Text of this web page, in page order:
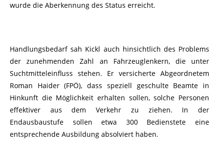
wurde die Aberkennung des Status erreicht.
Handlungsbedarf sah Kickl auch hinsichtlich des Problems
der zunehmenden Zahl an Fahrzeuglenkern, die unter
Suchtmitteleinfluss stehen. Er versicherte Abgeordnetem
Roman Haider (FPÖ), dass speziell geschulte Beamte in
Hinkunft die Möglichkeit erhalten sollen, solche Personen
effektiver aus dem Verkehr zu ziehen. In der
Endausbaustufe sollen etwa 300 Bedienstete eine
entsprechende Ausbildung absolviert haben.